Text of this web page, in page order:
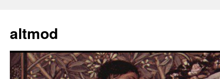
springen
altmod